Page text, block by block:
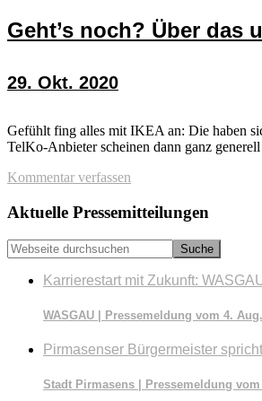
Geht’s noch? Über das
29. Okt. 2020
Gefühlt fing alles mit IKEA an: Die haben
TelKo-Anbieter scheinen dann ganz
Kommentar verfassen
Seitenspalte
Aktuelle Pressemitteilungen
Webseite
durchsuchen
Karrierestart mit Zukunft:
WASGAU | Pressemeldung vom 4.
Pirmasenser Bürgermeister
Stadt Pirmasens | Pressemeldung vom